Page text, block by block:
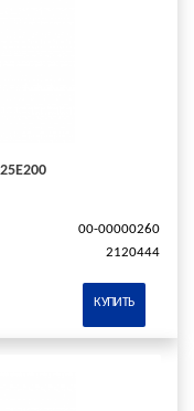
00-00000260
2120444
КУПИТЬ